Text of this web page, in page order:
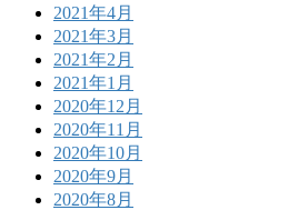
2021年4月
2021年3月
2021年2月
2021年1月
2020年12月
2020年11月
2020年10月
2020年9月
2020年8月